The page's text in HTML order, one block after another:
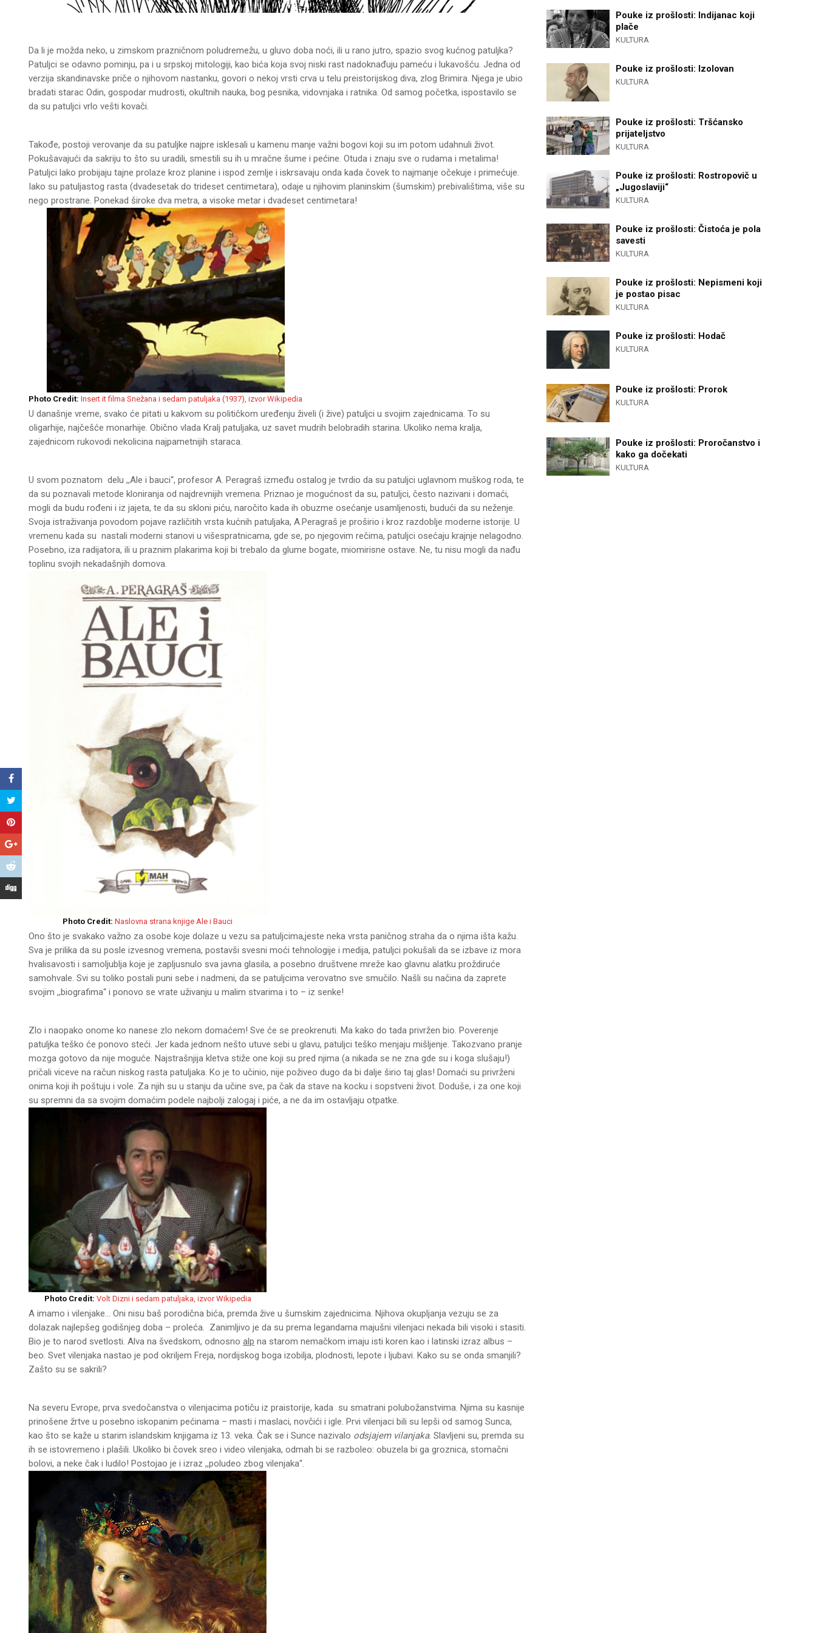
Da li je možda neko, u zimskom prazničnom poludremežu, u gluvo doba noći, ili u rano jutro, spazio svog kućnog patuljka?
Patuljci se odavno pominju, pa i u srpskoj mitologiji, kao bića koja svoj niski rast nadoknađuju pameću i lukavošću. Jedna od
verzija skandinavske priče o njihovom nastanku, govori o nekoj vrsti crva u telu preistorijskog diva, zlog Brimira. Njega je ubio
bradati starac Odin, gospodar mudrosti, okultnih nauka, bog pesnika, vidovnjaka i ratnika. Od samog početka, ispostavilo se
da su patuljci vrlo vešti kovači.
Takođe, postoji verovanje da su patuljke najpre isklesali u kamenu manje važni bogovi koji su im potom udahnuli život.
Pokušavajući da sakriju to što su uradili, smestili su ih u mračne šume i pećine. Otuda i znaju sve o rudama i metalima!
Patuljci lako probijaju tajne prolaze kroz planine i ispod zemlje i iskrsavaju onda kada čovek to najmanje očekuje i primećuje.
Iako su patuljastog rasta (dvadesetak do trideset centimetara), odaje u njihovim planinskim (šumskim) prebivalištima, više su
nego prostrane. Ponekad široke dva metra, a visoke metar i dvadeset centimetara!
Photo Credit: Insert it filma Snežana i sedam patuljaka (1937), izvor Wikipedia
U današnje vreme, svako će pitati u kakvom su političkom uređenju živeli (i žive) patuljci u svojim zajednicama. To su
oligarhije, najčešće monarhije. Obično vlada Kralj patuljaka, uz savet mudrih belobradih starina. Ukoliko nema kralja,
zajednicom rukovodi nekolicina najpametnijih staraca.
U svom poznatom delu ,,Ale i bauci“, profesor A. Peragraš između ostalog je tvrdio da su patuljci uglavnom muškog roda, te
da su poznavali metode kloniranja od najdrevnijih vremena. Priznao je mogućnost da su, patuljci, često nazivani i domaći,
mogli da budu rođeni i iz jajeta, te da su skloni piću, naročito kada ih obuzme osećanje usamljenosti, budući da su neženje.
Svoja istraživanja povodom pojave različitih vrsta kućnih patuljaka, A.Peragraš je proširio i kroz razdoblje moderne istorije. U
vremenu kada su nastali moderni stanovi u višespratnicama, gde se, po njegovim rečima, patuljci osećaju krajnje nelagodno.
Posebno, iza radijatora, ili u praznim plakarima koji bi trebalo da glume bogate, miomirisne ostave. Ne, tu nisu mogli da nađu
toplinu svojih nekadašnjih domova.
Photo Credit: Naslovna strana knjige Ale i Bauci
Ono što je svakako važno za osobe koje dolaze u vezu sa patuljcima,jeste neka vrsta paničnog straha da o njima išta kažu.
Sva je prilika da su posle izvesnog vremena, postavši svesni moći tehnologije i medija, patuljci pokušali da se izbave iz mora
hvalisavosti i samoljublja koje je zapljusnulo sva javna glasila, a posebno društvene mreže kao glavnu alatku proždiruće
samohvale. Svi su toliko postali puni sebe i nadmeni, da se patuljcima verovatno sve smučilo. Našli su načina da zaprete
svojim ,,biografima“ i ponovo se vrate uživanju u malim stvarima i to – iz senke!
Zlo i naopako onome ko nanese zlo nekom domaćem! Sve će se preokrenuti. Ma kako do tada privržen bio. Poverenje
patuljka teško će ponovo steći. Jer kada jednom nešto utuve sebi u glavu, patuljci teško menjaju mišljenje. Takozvano pranje
mozga gotovo da nije moguće. Najstrašnjija kletva stiže one koji su pred njima (a nikada se ne zna gde su i koga slušaju!)
pričali viceve na račun niskog rasta patuljaka. Ko je to učinio, nije poživeo dugo da bi dalje širio taj glas! Domaći su privrženi
onima koji ih poštuju i vole. Za njih su u stanju da učine sve, pa čak da stave na kocku i sopstveni život. Doduše, i za one koji
su spremni da sa svojim domaćim podele najbolji zalogaj i piće, a ne da im ostavljaju otpatke.
Photo Credit: Volt Dizni i sedam patuljaka, izvor Wikipedia
A imamo i vilenjake… Oni nisu baš porodična bića, premda žive u šumskim zajednicima. Njihova okupljanja vezuju se za
dolazak najlepšeg godišnjeg doba – proleća. Zanimljivo je da su prema legandama majušni vilenjaci nekada bili visoki i stasiti.
Bio je to narod svetlosti. Alva na švedskom, odnosno alp na starom nemačkom imaju isti koren kao i latinski izraz albus –
beo. Svet vilenjaka nastao je pod okriljem Freja, nordijskog boga izobilja, plodnosti, lepote i ljubavi. Kako su se onda smanjili?
Zašto su se sakrili?
Na severu Evrope, prva svedočanstva o vilenjacima potiču iz praistorije, kada su smatrani polubožanstvima. Njima su kasnije
prinošene žrtve u posebno iskopanim pećinama – masti i maslaci, novčići i igle. Prvi vilenjaci bili su lepši od samog Sunca,
kao što se kaže u starim islandskim knjigama iz 13. veka. Čak se i Sunce nazivalo odsjajem vilanjaka. Slavljeni su, premda su
ih se istovremeno i plašili. Ukoliko bi čovek sreo i video vilenjaka, odmah bi se razboleo: obuzela bi ga groznica, stomačni
bolovi, a neke čak i ludilo! Postojao je i izraz ,,poludeo zbog vilenjaka“.
Pouke iz prošlosti: Indijanac koji
plače
KULTURA
Pouke iz prošlosti: Izolovan
KULTURA
Pouke iz prošlosti: Tršćansko
prijateljstvo
KULTURA
Pouke iz prošlosti: Rostropovič u
„Jugoslaviji“
KULTURA
Pouke iz prošlosti: Čistoća je pola
savesti
KULTURA
Pouke iz prošlosti: Nepismeni koji
je postao pisac
KULTURA
Pouke iz prošlosti: Hodač
KULTURA
Pouke iz prošlosti: Prorok
KULTURA
Pouke iz prošlosti: Proročanstvo i
kako ga dočekati
KULTURA